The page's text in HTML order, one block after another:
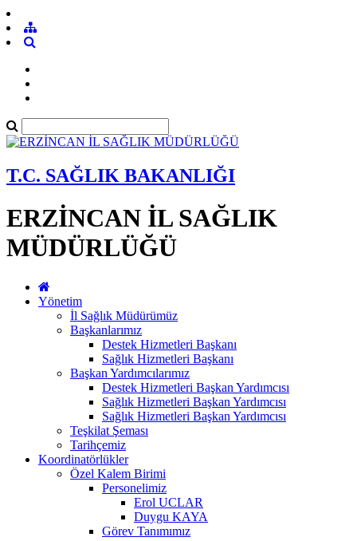
T.C. SAĞLIK BAKANLIĞI
ERZİNCAN İL SAĞLIK
MÜDÜRLÜĞÜ
Yönetim
İl Sağlık Müdürümüz
Başkanlarımız
Destek Hizmetleri Başkanı
Sağlık Hizmetleri Başkanı
Başkan Yardımcılarımız
Destek Hizmetleri Başkan Yardımcısı
Sağlık Hizmetleri Başkan Yardımcısı
Sağlık Hizmetleri Başkan Yardımcısı
Teşkilat Şeması
Tarihçemiz
Koordinatörlükler
Özel Kalem Birimi
Personelimiz
Erol UCLAR
Duygu KAYA
Görev Tanımımız